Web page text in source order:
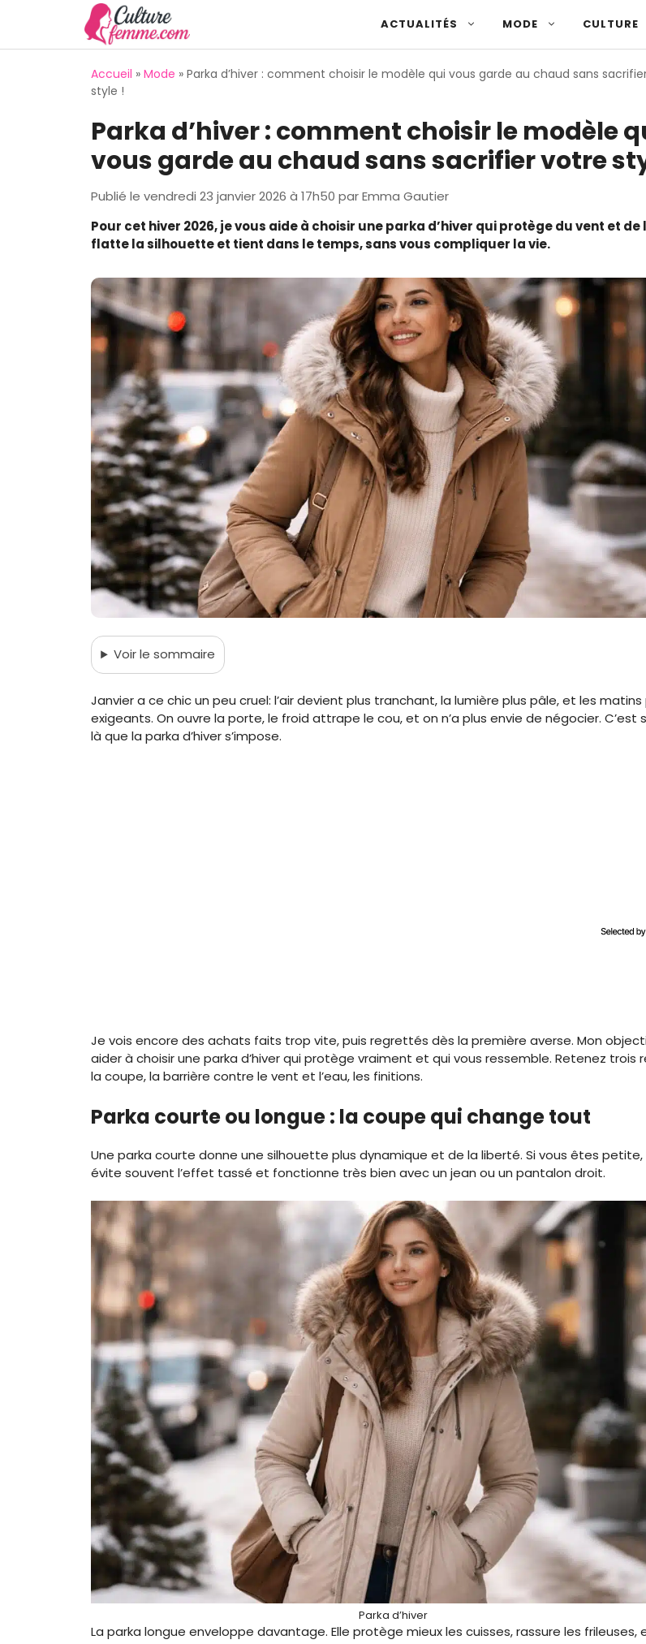
ACTUALITÉS MODE CULTURE
Accueil » Mode » Parka d’hiver : comment choisir le modèle qui vous garde au chaud sans
style !
Parka d’hiver : comment choisir le modèle
vous garde au chaud sans sacrifier votre
Publié le vendredi 23 janvier 2026 à 17h50 parEmma Gautier
Pour cet hiver 2026, je vous aide à choisir une parka d’hiver qui protège du vent et de
flatte la silhouette et tient dans le temps, sans vous compliquer la vie.
Voirle sommaire
Janvier a ce chic un peu cruel: l’air devient plus tranchant, la lumière plus pâle, et les matins
exigeants. On ouvre la porte, le froid attrape le cou, et on n’a plus envie de négocier. C’est
là que la parka d’hiver s’impose.
Je vois encore des achats faits trop vite, puis regrettés dès la première averse. Mon
aider à choisir une parka d’hiver qui protège vraiment et qui vous ressemble. Retenez trois
la coupe, la barrière contre le vent et l’eau, les finitions.
Parka courte ou longue : la coupe qui change tout
Une parka courte donne une silhouette plus dynamique et de la liberté. Si vous êtes petite,
évite souvent l’effet tassé et fonctionne très bien avec un jean ou un pantalon droit.
Parka d’hiver
La parka longue enveloppe davantage. Elle protège mieux les cuisses, rassure les frileuses,